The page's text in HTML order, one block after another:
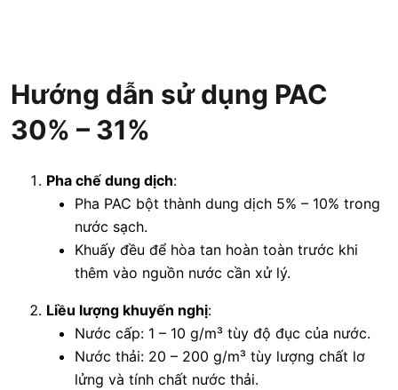
Hướng dẫn sử dụng PAC
30% – 31%
Pha chế dung dịch:
Pha PAC bột thành dung dịch 5% – 10% trong
nước sạch.
Khuấy đều để hòa tan hoàn toàn trước khi
thêm vào nguồn nước cần xử lý.
Liều lượng khuyến nghị:
Nước cấp: 1 – 10 g/m³ tùy độ đục của nước.
Nước thải: 20 – 200 g/m³ tùy lượng chất lơ
lửng và tính chất nước thải.